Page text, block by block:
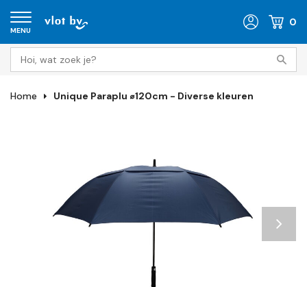
MENU
0
Home Unique Paraplu ⌀120cm - Diverse kleuren